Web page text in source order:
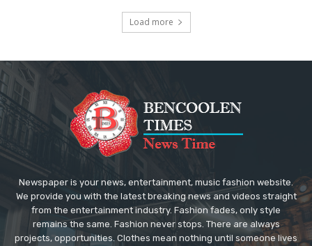
Load more
Newspaper is your news, entertainment, music fashion website.
We provide you with the latest breaking news and videos straight
from the entertainment industry. Fashion fades, only style
remains the same. Fashion never stops. There are always
projects, opportunities. Clothes mean nothing until someone lives